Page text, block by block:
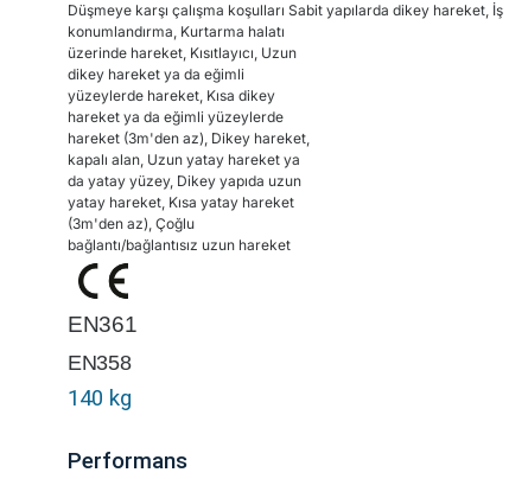
Düşmeye karşı çalışma koşulları Sabit yapılarda dikey hareket, İş
konumlandırma, Kurtarma halatı
üzerinde hareket, Kısıtlayıcı, Uzun
dikey hareket ya da eğimli
yüzeylerde hareket, Kısa dikey
hareket ya da eğimli yüzeylerde
hareket (3m'den az), Dikey hareket,
kapalı alan, Uzun yatay hareket ya
da yatay yüzey, Dikey yapıda uzun
yatay hareket, Kısa yatay hareket
(3m'den az), Çoğlu
bağlantı/bağlantısız uzun hareket
EN361
EN358
140 kg
Performans